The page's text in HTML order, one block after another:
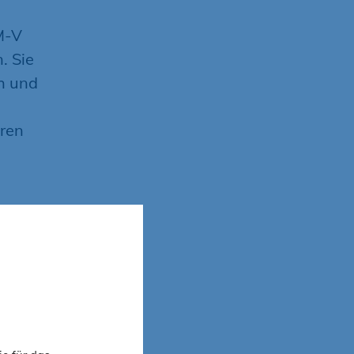
V
Sie
und
sich